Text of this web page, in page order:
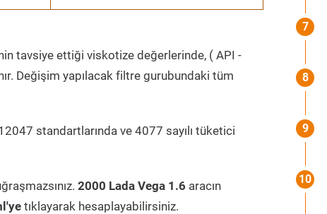
tavsiye ettiği viskotize değerlerinde, ( API -
Değişim yapılacak filtre gurubundaki tüm
standartlarında ve 4077 sayılı tüketici
2000 Lada Vega 1.6 aracın
tıklayarak hesaplayabilirsiniz.
7
8
9
10